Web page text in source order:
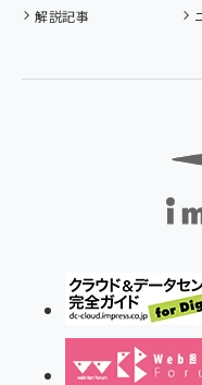
解説記事